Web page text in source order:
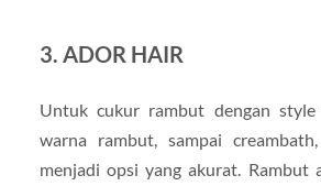
3. ADOR HAIR
Untuk cukur rambut dengan style
warna rambut, sampai
menjadi opsi yang akurat. Rambut